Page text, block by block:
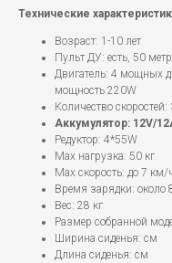
Технические
Возраст: 1-10 лет
Пульт ДУ: есть, 50
Двигатель: 4 мощных
мощность 220W
Количество
Аккумулятор: 12V/
Редуктор: 4*55W
Мах нагрузка: 50 кг
Мах скорость: до 7 км/
Время зарядки: около
Вес: 28 кг
Размер собранной
Ширина сиденья: см
Длина сиденья: см